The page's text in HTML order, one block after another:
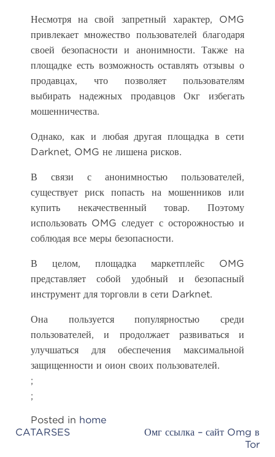
Несмотря на свой запретный характер, OMG
привлекает множество пользователей благодаря
своей безопасности и анонимности. Также на
площадке есть возможность оставлять отзывы о
продавцах, что позволяет пользователям
выбирать надежных продавцов Окг избегать
мошенничества.
Однако, как и любая другая площадка в сети
Darknet, OMG не лишена рисков.
В связи с анонимностью пользователей,
существует риск попасть на мошенников или
купить некачественный товар. Поэтому
использовать OMG следует с осторожностью и
соблюдая все меры безопасности.
В целом, площадка маркетплейс OMG
представляет собой удобный и безопасный
инструмент для торговли в сети Darknet.
Она пользуется популярностью среди
пользователей, и продолжает развиваться и
улучшаться для обеспечения максимальной
защищенности и оион своих пользователей.
;
;
Posted in home
Post
CATARSES
Омг ссылка – сайт Omg в
Tor